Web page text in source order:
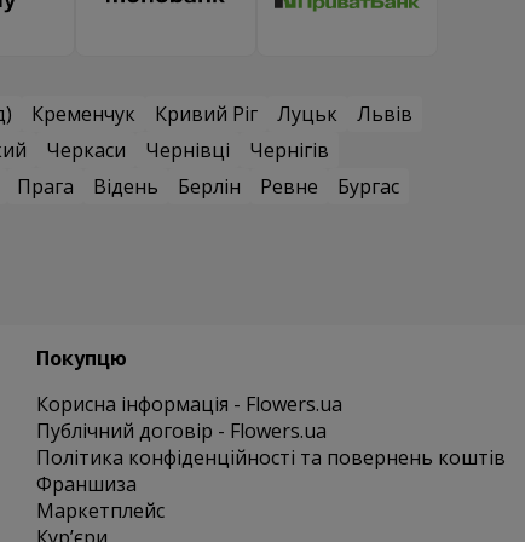
Кременчук Кривий Ріг Луцьк
Львів
Черкаси Чернівці
Чернігів
Прага Відень Берлін Ревне
Бургас
Покупцю
Корисна інформація - Flowers.ua
Публічний договір - Flowers.ua
Політика конфіденційності та повернень коштів
Франшиза
Маркетплейс